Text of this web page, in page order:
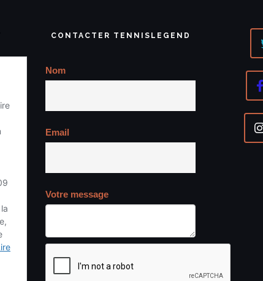
CONTACTER TENNISLEGEND
Nom
Email
Votre message